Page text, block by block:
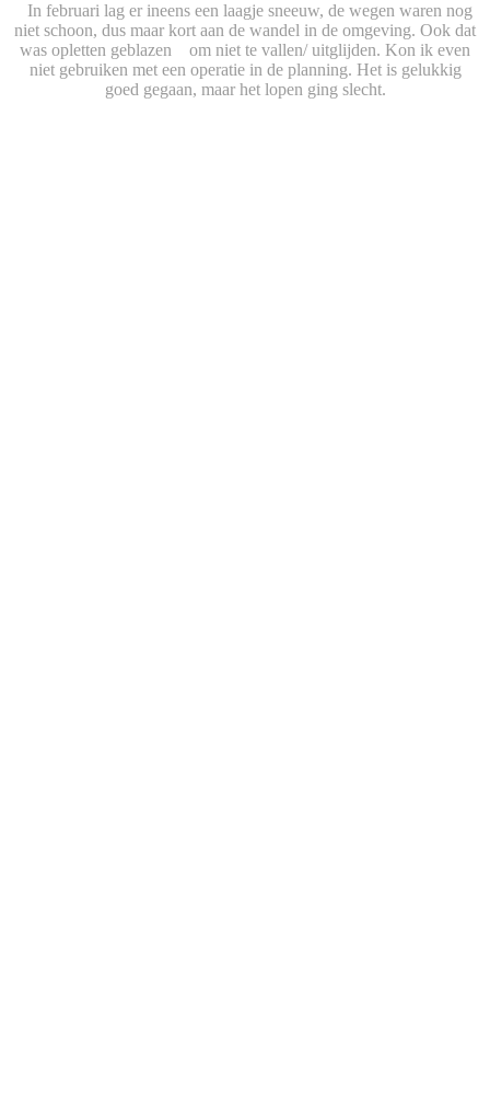
In februari lag er ineens een laagje sneeuw, de wegen waren nog
niet schoon, dus maar kort aan de wandel in de omgeving. Ook dat
was opletten geblazen om niet te vallen/ uitglijden. Kon ik even
niet gebruiken met een operatie in de planning. Het is gelukkig
goed gegaan, maar het lopen ging slecht.